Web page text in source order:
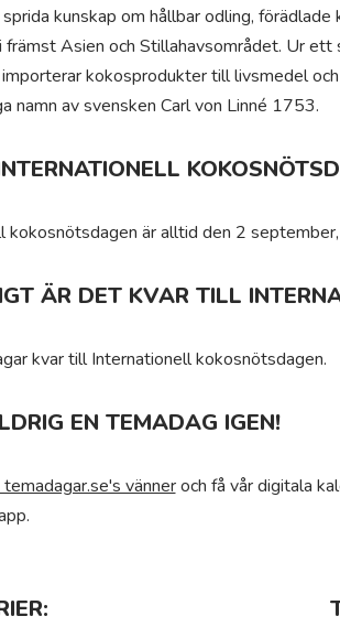
kunskap om hållbar odling,
främst Asien och Stillahavsområdet. Ur
kokosprodukter till livsmedel
namn av svensken Carl von Linné 1753.
kokosnötsdagen är alltid den 2
ÄR DET KVAR TILL
kvar till Internationell kokosnötsdagen.
EN TEMADAG IGEN!
vänneroch få vår digitala